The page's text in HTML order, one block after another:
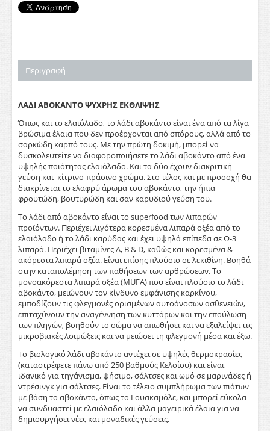
Περιγραφή
ΛΑΔΙ ΑΒΟΚΑΝΤΟ ΨΥΧΡΗΣ ΕΚΘΛΙΨΗΣ
Όπως και το ελαιόλαδο, το λάδι αβοκάντο είναι ένα από τα λίγα
βρώσιμα έλαια που δεν προέρχονται από σπόρους, αλλά από το
σαρκώδη καρπό τους. Με την πρώτη δοκιμή, μπορεί να
δυσκολευτείτε να διαφοροποιήσετε το λάδι αβοκάντο από ένα
υψηλής ποιότητας ελαιόλαδο. Και τα δύο έχουν διακριτική
γεύση και κίτρινο-πράσινο χρώμα. Στο τέλος και με προσοχή θα
διακρίνεται το ελαφρύ άρωμα του αβοκάντο, την ήπια
φρουτώδη, βουτυρώδη και σαν καρυδιού γεύση του.
Το λάδι από αβοκάντο είναι το superfood των λιπαρών
προϊόντων. Περιέχει λιγότερα κορεσμένα λιπαρά οξέα από το
ελαιόλαδο ή το λάδι καρύδας και έχει υψηλά επίπεδα σε Ω-3
λιπαρά. Περιέχει βιταμίνες Α, Β & D, καθώς και κορεσμένα &
ακόρεστα λιπαρά οξέα. Είναι επίσης πλούσιο σε λεκιθίνη. Βοηθά
στην καταπολέμηση των παθήσεων των αρθρώσεων. Το
μονοακόρεστα λιπαρά οξέα (MUFA) που είναι πλούσιο το λάδι
αβοκάντο, μειώνουν τον κίνδυνο εμφάνισης καρκίνου,
εμποδίζουν τις φλεγμονές ορισμένων αυτοάνοσων ασθενειών,
επιταχύνουν την αναγέννηση των κυττάρων και την επούλωση
των πληγών, βοηθούν το σώμα να απωθήσει και να εξαλείψει τις
μικροβιακές λοιμώξεις και να μειώσει τη φλεγμονή μέσα και έξω.
Το βιολογικό λάδι αβοκάντο αντέχει σε υψηλές θερμοκρασίες
(καταστρέφετε πάνω από 250 βαθμούς Κελσίου) και είναι
ιδανικό για τηγάνισμα, ψήσιμο, σάλτσες και ωμό σε μαρινάδες ή
ντρέσινγκ για σάλτσες. Είναι το τέλειο συμπλήρωμα των πιάτων
με βάση το αβοκάντο, όπως το Γουακαμόλε, και μπορεί εύκολα
να συνδυαστεί με ελαιόλαδο και άλλα μαγειρικά έλαια για να
δημιουργήσει νέες και μοναδικές γεύσεις.